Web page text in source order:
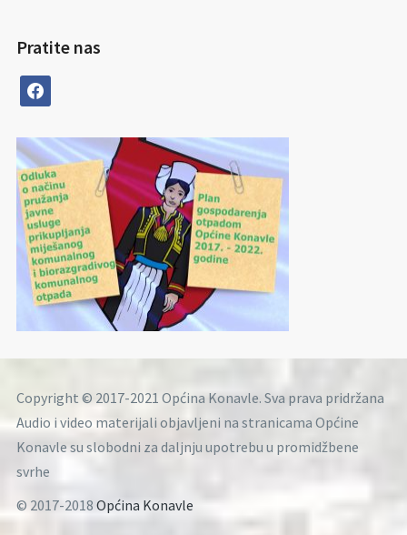
Pratite nas
facebook
Copyright © 2017-2021 Općina Konavle. Sva prava pridržana
Audio i video materijali objavljeni na stranicama Općine
Konavle su slobodni za daljnju upotrebu u promidžbene
svrhe
© 2017-2018 Općina Konavle